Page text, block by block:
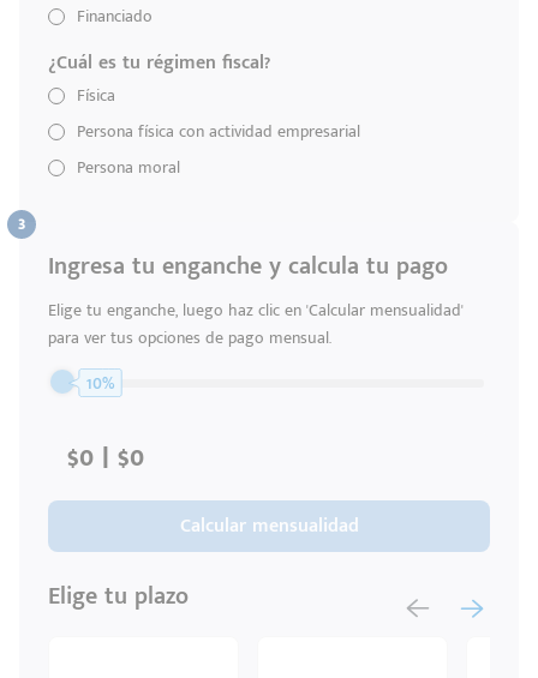
Escríbenos
+528121278366
Código
Ingresar
Financiado
¿Cuál es tu régimen fiscal?
Física
Persona física con actividad empresarial
Persona moral
Ingresa tu enganche y calcula tu pago
Elige tu enganche, luego haz clic en 'Calcular mensualidad'
para ver tus opciones de pago mensual.
10%
Calcular mensualidad
Elige tu plazo